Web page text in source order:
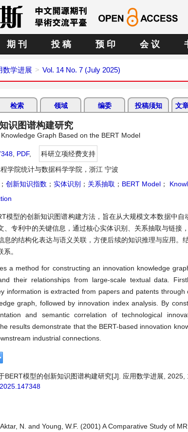
期 刊 投 稿 预 印 会 议
数学进展 Vol. 14 No. 7 (July 2025)
检索 领域 编委 投稿须知 文
识图谱构建研究
Graph Based on the BERT Model
PDF,
科研立项经费支持
程学院统计与数据科学学院，浙江 宁波
； 创新知识指数 ； 实体识别 ； 关系抽取 ； BERT Model ；
模型的创新知识图谱构建方法，旨在从大规模文本数据中
、专利中的关键信息，通过核心实体识别、关系抽取与链接
息的结构化表达与语义关联，方便后续的知识推理与应用。
。
a method for constructing an innovation knowledge
their relationships from large-scale textual data.
information is extracted from papers and patents
graph, followed by innovation index analysis. By
and semantic correlation of technological
results demonstrate that the BERT-based innovation
industrial connections.
BERT模型的创新知识图谱构建研究[J]. 应用数学进展, 2025,
N. and Young, W.F. (2001) A Comparative Study of